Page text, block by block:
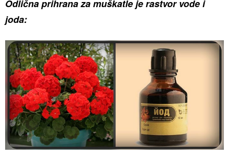
Odlična prihrana za muškatle je rastvor vode i
joda: